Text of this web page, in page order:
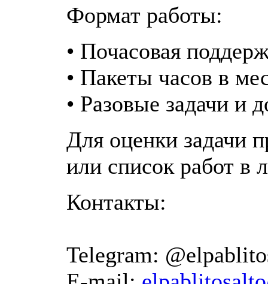
Формат работы:
• Почасовая
• Пакеты часов в
• Разовые задачи и
Для оценки задачи
или список работ в
Контакты:
Telegram: